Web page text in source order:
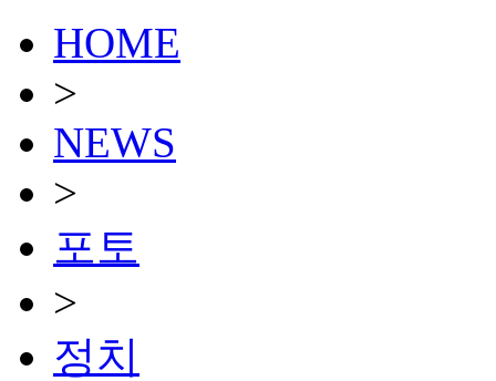
HOME
>
NEWS
>
포토
>
정치